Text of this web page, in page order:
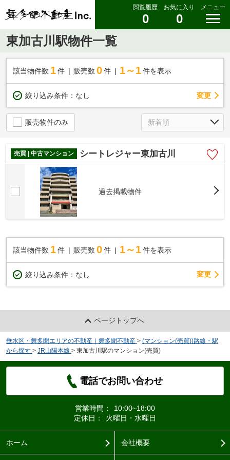
閲覧履歴
0
お気に入り
0
メニュー
東加古川駅物件一覧
該当物件数 1件 販売数 0 件 1～1 件を表示
絞り込み条件： なし 変更
販売物件のみ
売買 | 中古マンション シートレジャー東加古川
過去掲載物件
該当物件数 1件 販売数 0 件 1～1 件を表示
絞り込み条件： なし 変更
ページトップへ
垂水区・舞多聞エリアの不動産｜舞多聞不動産 > (マンション(売買))路線・駅
から探す > JR山陽本線 > 東加古川駅のマンション(売買)
電話でお問い合わせ
営業時間：
10:00~18:00
定休日：
火曜日・水曜日
ホーム 会社概要